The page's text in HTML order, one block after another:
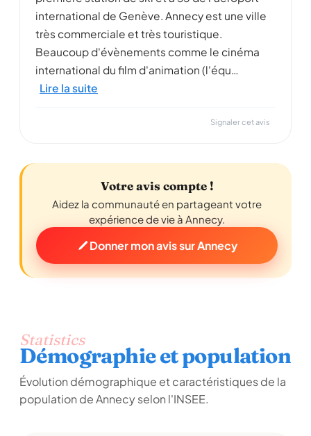
international de Genève. Annecy est une ville
très commerciale et très touristique.
Beaucoup d'évènements comme le cinéma
international du film d'animation (l'équ…
Lire la suite
Signaler cet avis
Votre avis compte !
Aidez la communauté en partageant votre
expérience de vie à Annecy.
Donner mon avis sur Annecy
Statistics
Démographie et population
Évolution démographique et caractéristiques de la
population de Annecy selon l'INSEE.